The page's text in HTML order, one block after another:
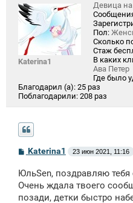
Katerina1
Девица
Пол:
Сколько
Стаж
В каких
Ава Петер
Где было
Благодарил (а): 25 раз
Поблагодарили: 208 раз
С
б
щ
н
Katerina1 23 июн 2021, 11:16
ЮльSen, поздравляю
Очень ждала твоего
позади, детки быстро